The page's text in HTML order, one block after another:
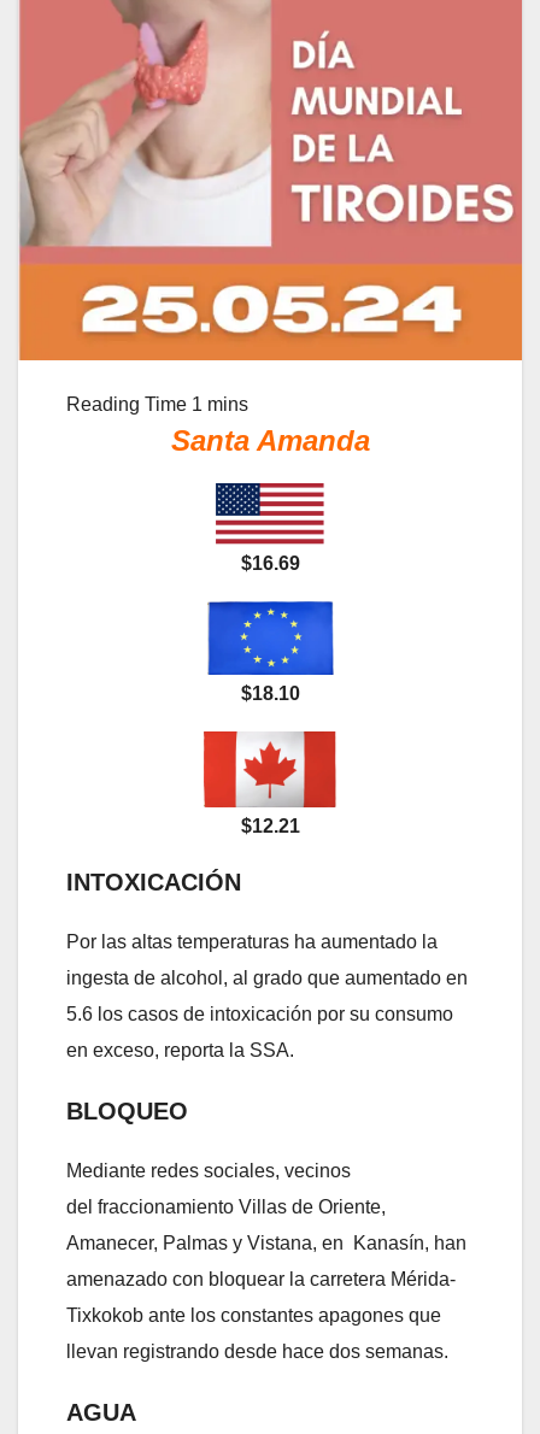
Santa Amanda
$16.69
$18.10
$12.21
INTOXICACIÓN
Por las altas temperaturas ha aumentado la
ingesta de alcohol, al grado que aumentado en
5.6 los casos de intoxicación por su consumo
en exceso, reporta la SSA.
BLOQUEO
Mediante redes sociales, vecinos
del fraccionamiento Villas de Oriente,
Amanecer, Palmas y Vistana, en Kanasín, han
amenazado con bloquear la carretera Mérida-
Tixkokob ante los constantes apagones que
llevan registrando desde hace dos semanas.
AGUA